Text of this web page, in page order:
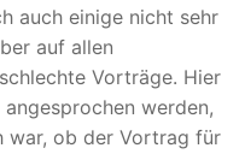
auch einige nicht sehr
auf allen
Vorträge. Hier
werden,
war, ob der Vortrag für